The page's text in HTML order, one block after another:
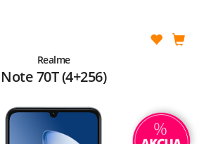
Realme
Note 70T (4+256)